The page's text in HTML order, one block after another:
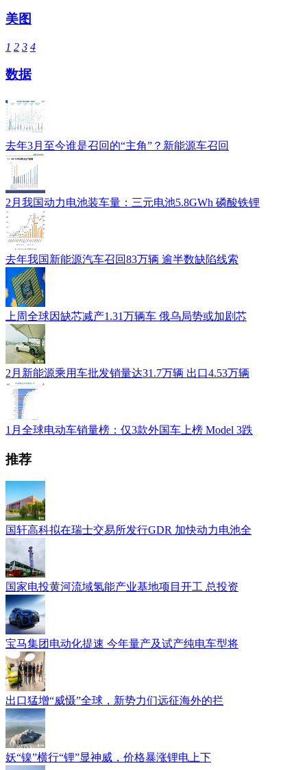
美图
1 2 3 4
数据
去年3月至今谁是召回的“主角”？新能源车召回
2月我国动力电池装车量：三元电池5.8GWh 磷酸铁锂
去年我国新能源汽车召回83万辆 逾半数缺陷线索
上周全球因缺芯减产1.31万辆车 俄乌局势或加剧芯
2月新能源乘用车批发销量达31.7万辆 出口4.53万辆
1月全球电动车销量榜：仅3款外国车上榜 Model 3跌
推荐
国轩高科拟在瑞士交易所发行GDR 加快动力电池全
国家电投黄河流域氢能产业基地项目开工 总投资
宝马集团电动化提速 今年量产及试产纯电车型将
出口猛增“威慑”全球，新势力们远征海外的拦
妖“镍”横行“锂”显神威，价格暴涨锂电上下